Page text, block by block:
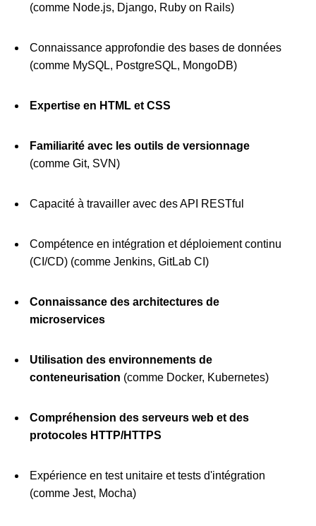
(comme Node.js, Django, Ruby on Rails)
Connaissance approfondie des bases de données
(comme MySQL, PostgreSQL, MongoDB)
Expertise en HTML et CSS
Familiarité avec les outils de versionnage
(comme Git, SVN)
Capacité à travailler avec des API RESTful
Compétence en intégration et déploiement continu
(CI/CD) (comme Jenkins, GitLab CI)
Connaissance des architectures de
microservices
Utilisation des environnements de
conteneurisation (comme Docker, Kubernetes)
Compréhension des serveurs web et des
protocoles HTTP/HTTPS
Expérience en test unitaire et tests d'intégration
(comme Jest, Mocha)